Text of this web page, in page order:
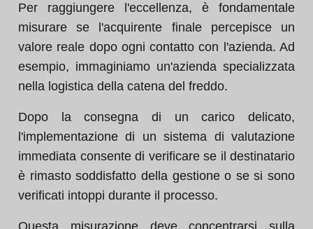
Per raggiungere l'eccellenza, è fondamentale
misurare se l'acquirente finale percepisce un
valore reale dopo ogni contatto con l'azienda. Ad
esempio, immaginiamo un'azienda specializzata
nella logistica della catena del freddo.
Dopo la consegna di un carico delicato,
l'implementazione di un sistema di valutazione
immediata consente di verificare se il destinatario
è rimasto soddisfatto della gestione o se si sono
verificati intoppi durante il processo.
Questa misurazione deve concentrarsi sulla